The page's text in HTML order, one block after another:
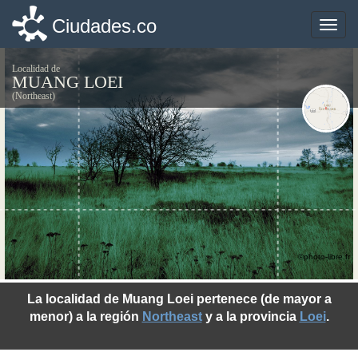
Toggle
Ciudades.co
Localidad de
MUANG LOEI
(Northeast)
La localidad de Muang Loei pertenece (de mayor a
menor) a la región Northeasty a la provincia Loei.
©photo-libre.fr
Toggle
Ciudades.co